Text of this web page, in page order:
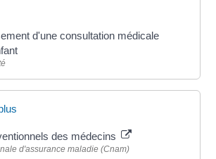
d'une consultation médicale
des médecins
d'assurance maladie (Cnam)